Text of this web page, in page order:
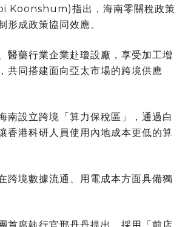
Koonshum)指出，海南零關稅政策
形成政策協同效應。
醫藥行業企業赴瓊設廠，享受加工增
共同搭建面向亞太市場的跨境供應
南設立跨境「算力保稅區」，通過白
香港科研人員使用內地成本更低的算
跨境數據流通、用電成本方面具備獨